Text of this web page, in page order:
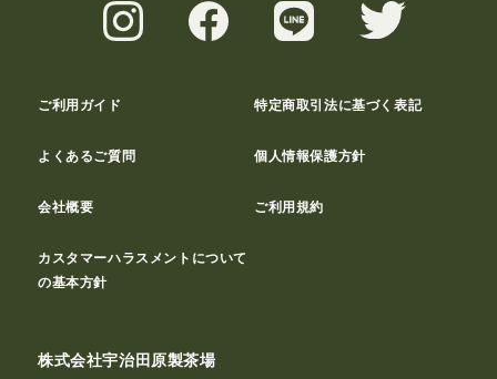
ご利用ガイド 特定商取引法に基づく表記
よくあるご質問 個人情報保護方針
会社概要 ご利用規約
カスタマーハラスメントについて
の基本方針
株式会社宇治田原製茶場